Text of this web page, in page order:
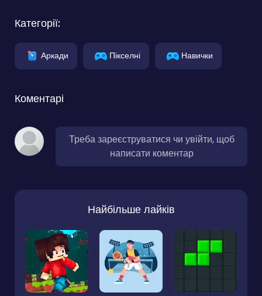
Категорії:
Аркади Пікселні Навички
Коментарі
Треба зареєструватися чи увійти, щоб
написати коментар
Найбільше лайків